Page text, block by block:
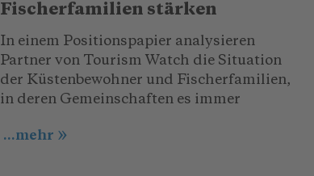
Fischerfamilien stärken
In einem Positionspapier analysieren
Partner von Tourism Watch die Situation
der Küstenbewohner und Fischerfamilien,
in deren Gemeinschaften es immer
...mehr